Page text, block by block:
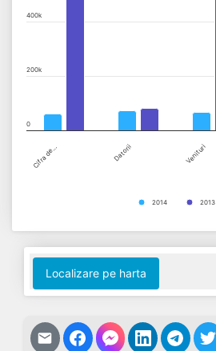
Cifra de… Datorii Venituri
2014 2013
0
200k
400k
End of interactive chart.
Localizare pe harta